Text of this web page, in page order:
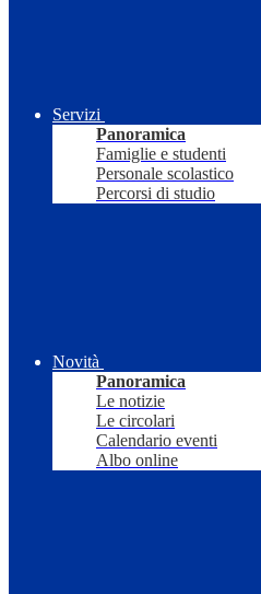
Servizi
Panoramica
Famiglie e studenti
Personale scolastico
Percorsi di studio
Novità
Panoramica
Le notizie
Le circolari
Calendario eventi
Albo online